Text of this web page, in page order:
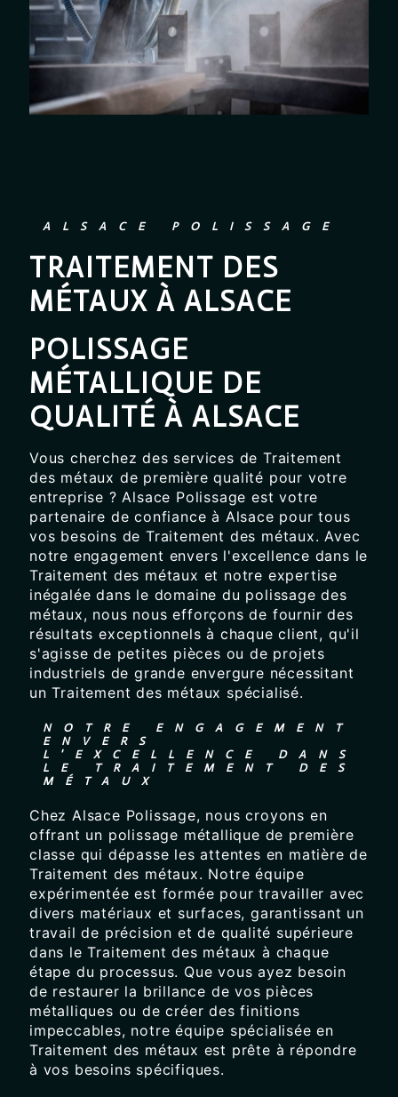
ALSACE POLISSAGE
TRAITEMENT DES
MÉTAUX À ALSACE
POLISSAGE
MÉTALLIQUE DE
QUALITÉ À ALSACE
Vous cherchez des services de Traitement
des métaux de première qualité pour votre
entreprise ? Alsace Polissage est votre
partenaire de confiance à Alsace pour tous
vos besoins de Traitement des métaux. Avec
notre engagement envers l'excellence dans le
Traitement des métaux et notre expertise
inégalée dans le domaine du polissage des
métaux, nous nous efforçons de fournir des
résultats exceptionnels à chaque client, qu'il
s'agisse de petites pièces ou de projets
industriels de grande envergure nécessitant
un Traitement des métaux spécialisé.
NOTRE ENGAGEMENT
ENVERS
L'EXCELLENCE DANS
LE TRAITEMENT DES
MÉTAUX
Chez Alsace Polissage, nous croyons en
offrant un polissage métallique de première
classe qui dépasse les attentes en matière de
Traitement des métaux. Notre équipe
expérimentée est formée pour travailler avec
divers matériaux et surfaces, garantissant un
travail de précision et de qualité supérieure
dans le Traitement des métaux à chaque
étape du processus. Que vous ayez besoin
de restaurer la brillance de vos pièces
métalliques ou de créer des finitions
impeccables, notre équipe spécialisée en
Traitement des métaux est prête à répondre
à vos besoins spécifiques.